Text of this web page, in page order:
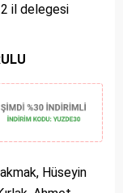
il delegesi
Hüseyin